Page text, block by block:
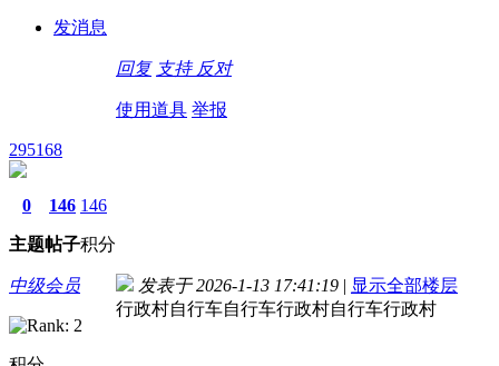
发消息
回复 支持 反对
使用道具 举报
295168
0
主题
146
帖子
146
积分
中级会员 发表于 2026-1-13 17:41:19 | 显示全部楼层
行政村自行车自行车行政村自行车行政村